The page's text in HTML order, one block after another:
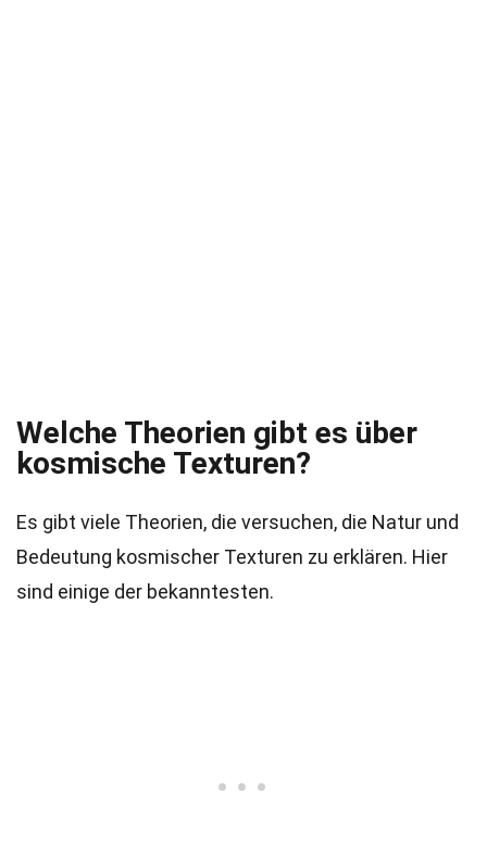
Welche Theorien gibt es über
kosmische Texturen?
Es gibt viele Theorien, die versuchen, die Natur und
Bedeutung kosmischer Texturen zu erklären. Hier
sind einige der bekanntesten.